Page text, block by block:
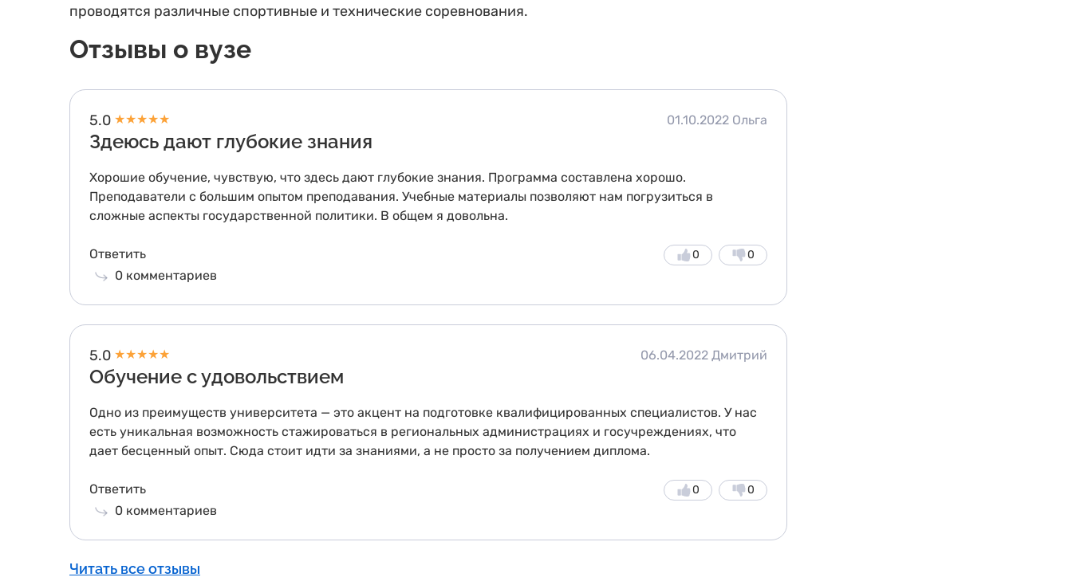
проводятся различные спортивные и технические соревнования.
Отзывы о вузе
5.0 ★★★★★ 01.10.2022 Ольга
Здеюсь дают глубокие знания
Хорошие обучение, чувствую, что здесь дают глубокие знания. Программа составлена хорошо.
Преподаватели с большим опытом преподавания. Учебные материалы позволяют нам погрузиться в
сложные аспекты государственной политики. В общем я довольна.
Ответить
0 комментариев
0
0
5.0 ★★★★★ 06.04.2022 Дмитрий
Обучение с удовольствием
Одно из преимуществ университета — это акцент на подготовке квалифицированных специалистов. У нас
есть уникальная возможность стажироваться в региональных администрациях и госучреждениях, что
дает бесценный опыт. Сюда стоит идти за знаниями, а не просто за получением диплома.
Ответить
0 комментариев
0
0
Читать все отзывы